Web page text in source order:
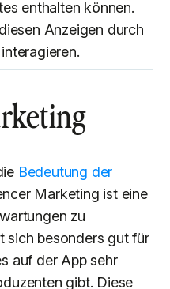
enthalten können.
Anzeigen durch
Bedeutung der
Marketing ist eine
zu
sich besonders gut für
auf der App sehr
gibt. Diese